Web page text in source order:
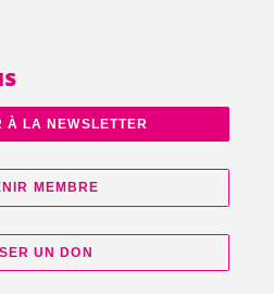
À LA NEWSLETTER
MEMBRE
UN DON